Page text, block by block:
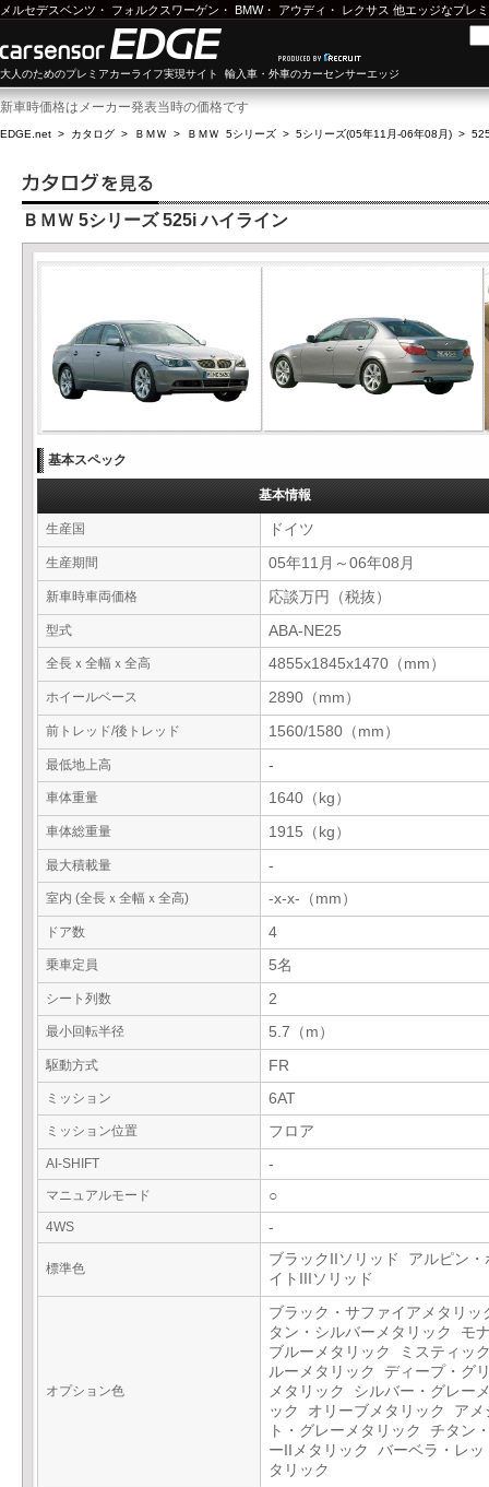
メルセデスベンツ ・ フォルクスワーゲン ・ BMW・ アウディ ・ レクサス 他エッジなプレ
大人のためのプレミアカーライフ実現サイト 輸入車・外車のカーセンサーエッジ
新車時価格はメーカー発表当時の価格です
EDGE.net > カタログ > ＢＭＷ > ＢＭＷ 5シリーズ > 5シリーズ(05年11月-06年08月) >
ＢＭＷ 5シリーズ 525i ハイライン
基本スペック
基本情報
生産国 ドイツ
生産期間 05年11月～06年08月
新車時車両価格 応談万円（税抜）
型式 ABA-NE25
全長ｘ全幅ｘ全高 4855x1845x1470（mm）
ホイールベース 2890（mm）
前トレッド/後トレッド 1560/1580（mm）
最低地上高 -
車体重量 1640（kg）
車体総重量 1915（kg）
最大積載量 -
室内 (全長ｘ全幅ｘ全高) -x-x-（mm）
ドア数 4
乗車定員 5名
シート列数 2
最小回転半径 5.7（m）
駆動方式 FR
ミッション 6AT
ミッション位置 フロア
AI-SHIFT -
マニュアルモード ○
4WS -
標準色
ブラックIIソリッド アルピン・
イトIIIソリッド
オプション色
ブラック・サファイアメタリ
タン・シルバーメタリック モ
ブルーメタリック ミスティッ
ルーメタリック ディープ・グ
メタリック シルバー・グレー
ック オリーブメタリック アメ
ト・グレーメタリック チタン
ーIIメタリック バーベラ・レッ
タリック